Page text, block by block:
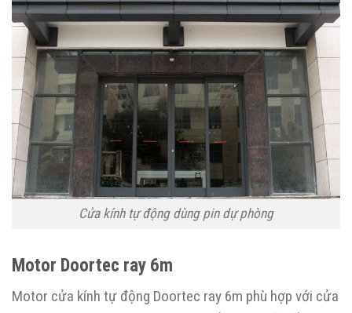
Cửa kính tự động dùng pin dự phòng
Motor Doortec ray 6m
Motor cửa kính tự động Doortec ray 6m phù hợp với cửa